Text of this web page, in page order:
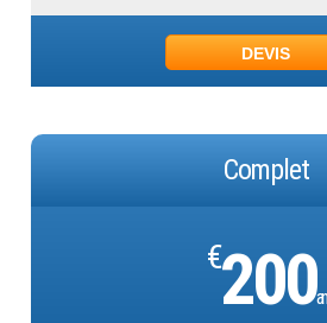
DEVIS
Complet
€200an